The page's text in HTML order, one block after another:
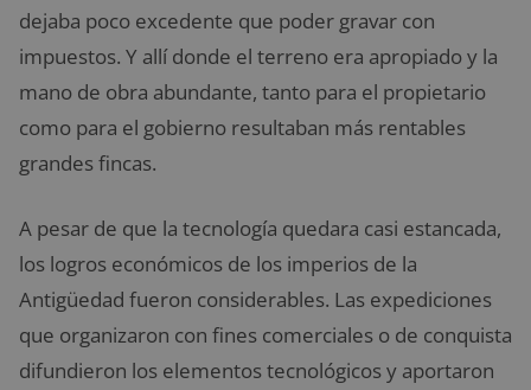
dejaba poco excedente que poder gravar con
impuestos. Y allí donde el terreno era apropiado y la
mano de obra abundante, tanto para el propietario
como para el gobierno resultaban más rentables
grandes fincas.
A pesar de que la tecnología quedara casi estancada,
los logros económicos de los imperios de la
Antigüedad fueron considerables. Las expediciones
que organizaron con fines comerciales o de conquista
difundieron los elementos tecnológicos y aportaron